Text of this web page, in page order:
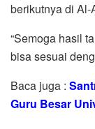
berikutnya di Al-
“Semoga hasil
bisa sesuai
Baca juga :
Guru Besar